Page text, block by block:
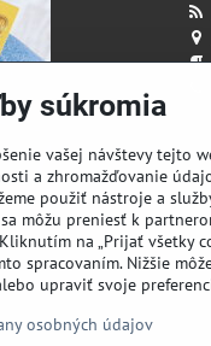
súkromia
vašej návštevy tejto
a zhromažďovanie
použiť nástroje a
môžu preniesť k
na „Prijať všetky
spracovaním. Nižšie
upraviť svoje
osobných údajov